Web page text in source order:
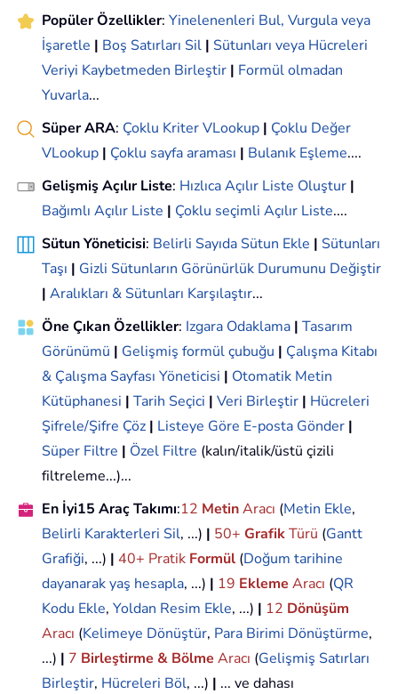
Popüler Özellikler: Yinelenenleri Bul, Vurgula veya
İşaretle | Boş Satırları Sil | Sütunları veya Hücreleri
Veriyi Kaybetmeden Birleştir | Formül olmadan
Yuvarla...
Süper ARA: Çoklu Kriter VLookup | Çoklu Değer
VLookup | Çoklu sayfa araması | Bulanık Eşleme....
Gelişmiş Açılır Liste: Hızlıca Açılır Liste Oluştur |
Bağımlı Açılır Liste | Çoklu seçimli Açılır Liste....
Sütun Yöneticisi: Belirli Sayıda Sütun Ekle | Sütunları
Taşı | Gizli Sütunların Görünürlük Durumunu Değiştir
| Aralıkları & Sütunları Karşılaştır...
Öne Çıkan Özellikler: Izgara Odaklama | Tasarım
Görünümü | Gelişmiş formül çubuğu | Çalışma Kitabı
& Çalışma Sayfası Yöneticisi | Otomatik Metin
Kütüphanesi | Tarih Seçici | Veri Birleştir | Hücreleri
Şifrele/Şifre Çöz | Listeye Göre E-posta Gönder |
Süper Filtre | Özel Filtre (kalın/italik/üstü çizili
filtreleme...)...
En İyi15 Araç Takımı:12 MetinAracı (Metin Ekle,
Belirli Karakterleri Sil, ...) | 50+ GrafikTürü (Gantt
Grafiği, ...) | 40+ Pratik Formül (Doğum tarihine
dayanarak yaş hesapla, ...) | 19 Ekleme Aracı (QR
Kodu Ekle, Yoldan Resim Ekle, ...) | 12 Dönüşüm
Aracı (Kelimeye Dönüştür, Para Birimi Dönüştürme,
...) | 7 Birleştirme & Bölme Aracı (Gelişmiş Satırları
Birleştir, Hücreleri Böl, ...) | ... ve dahası